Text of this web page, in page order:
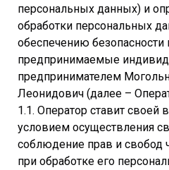
персональных данных) и
обработки персональных
обеспечению
предпринимаемые
предпринимателем
Леонидович (далее –
1.1. Оператор ставит
условием осуществления
соблюдение прав и свобод
при обработке его